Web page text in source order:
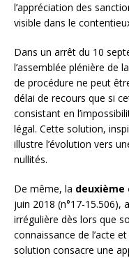
l’appréciation des
visible dans le
Dans un arrêt du 10
l’assemblée plénière de
de procédure ne peut
délai de recours que si
consistant en
légal. Cette solution,
illustre l’évolution vers
nullités.
De même, la deuxième
juin 2018 (n°17-15.506),
irrégulière dès lors que
connaissance de l’acte
solution consacre une